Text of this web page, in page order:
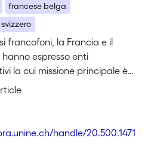
francese belga
francofoni, la Francia e il
espresso enti
la cui missione principale è
o di raccomandare
nella lingua nazionale. In che
di altri paesi francofoni
questi tentativi di
handle/20.500.1471